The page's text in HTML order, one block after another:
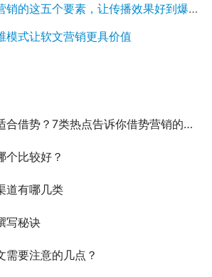
的这五个要素，让传播效果好到爆炸。
模式让软文营销更具价值
势？7类热点告诉你借势营销的正确姿势！
个比较好？
道有哪几类
写秘诀
需要注意的几点？